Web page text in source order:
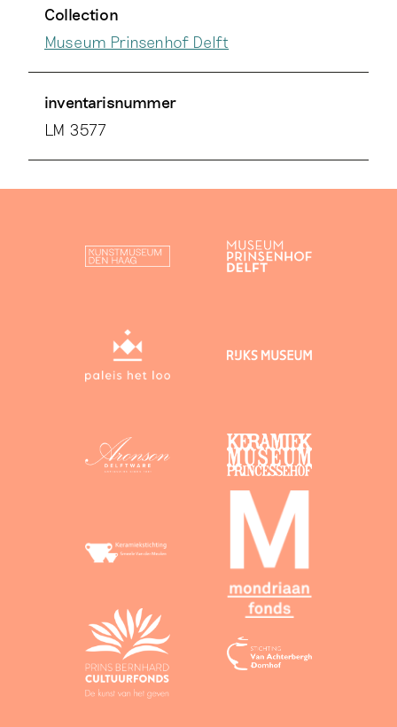
Collection
Museum Prinsenhof Delft
inventarisnummer
LM 3577